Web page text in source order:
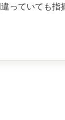
っていても指